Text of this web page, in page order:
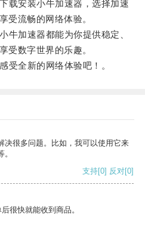
安装小牛加速器，选择加速
受流畅的网络体验。
加速器都能为你提供稳定、
受数字世界的乐趣。
全新的网络体验吧！。
决很多问题。比如，我可以使用它来
支持[0] 反对[0]
很快就能收到商品。